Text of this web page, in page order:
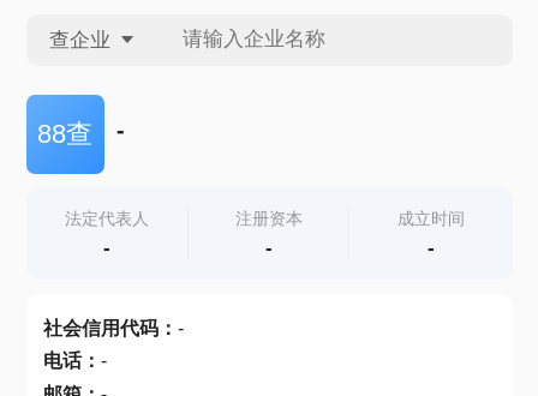
查企业
查企业
查产地
88查 -
法定代表人
-
注册资本
-
成立时间
-
社会信用代码： -
电话： -